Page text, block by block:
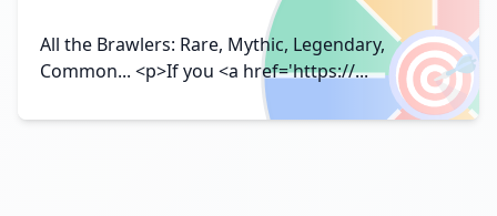
🎯
All the Brawlers: Rare, Mythic, Legendary,
Common... <p>If you <a href='https://...